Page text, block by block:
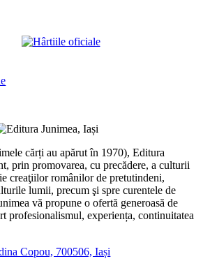
cărți au apărut în 1970), Editura
prin promovarea, cu precădere, a culturii
creaţiilor românilor de pretutindeni,
lumii, precum şi spre curentele de
vă propune o ofertă generoasă de
profesionalismul, experiența, continuitatea
Copou, 700506, Iași